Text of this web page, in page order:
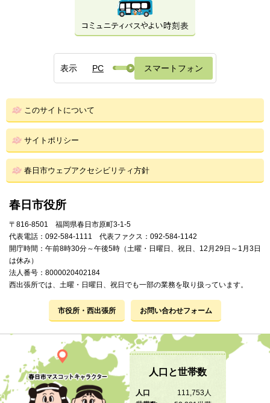
表示 PC スマートフォン
このサイトについて
サイトポリシー
春日市ウェブアクセシビリティ方針
春日市役所
〒816-8501 福岡県春日市原町3-1-5
代表電話：092-584-1111 代表ファクス：092-584-1142
開庁時間：午前8時30分～午後5時（土曜・日曜日、祝日、12月29日～1月3日
は休み）
法人番号：8000020402184
西出張所では、土曜・日曜日、祝日でも一部の業務を取り扱っています。
市役所・西出張所 お問い合わせフォーム
人口と世帯数
人口
111,753人